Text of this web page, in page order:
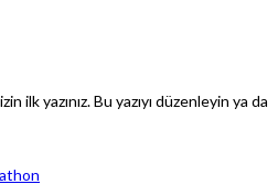
ilk yazınız. Bu yazıyı düzenleyin ya da